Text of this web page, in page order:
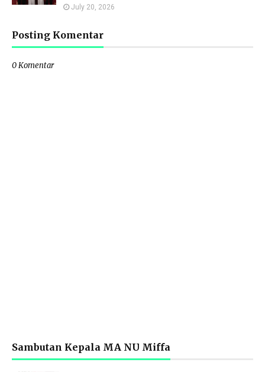
July 20, 2026
Posting Komentar
0 Komentar
Sambutan Kepala MA NU Miffa